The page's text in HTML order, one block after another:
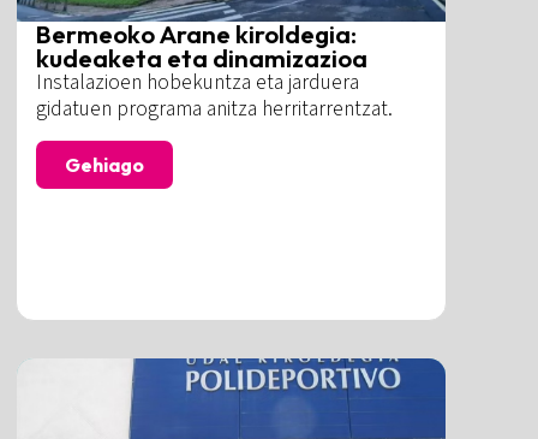
Bermeoko Arane kiroldegia:
kudeaketa eta dinamizazioa
Instalazioen hobekuntza eta jarduera
gidatuen programa anitza herritarrentzat.
Gehiago